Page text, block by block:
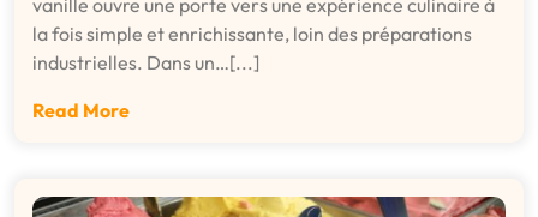
la fois simple et enrichissante, loin des préparations
industrielles. Dans un…[...]
Read More